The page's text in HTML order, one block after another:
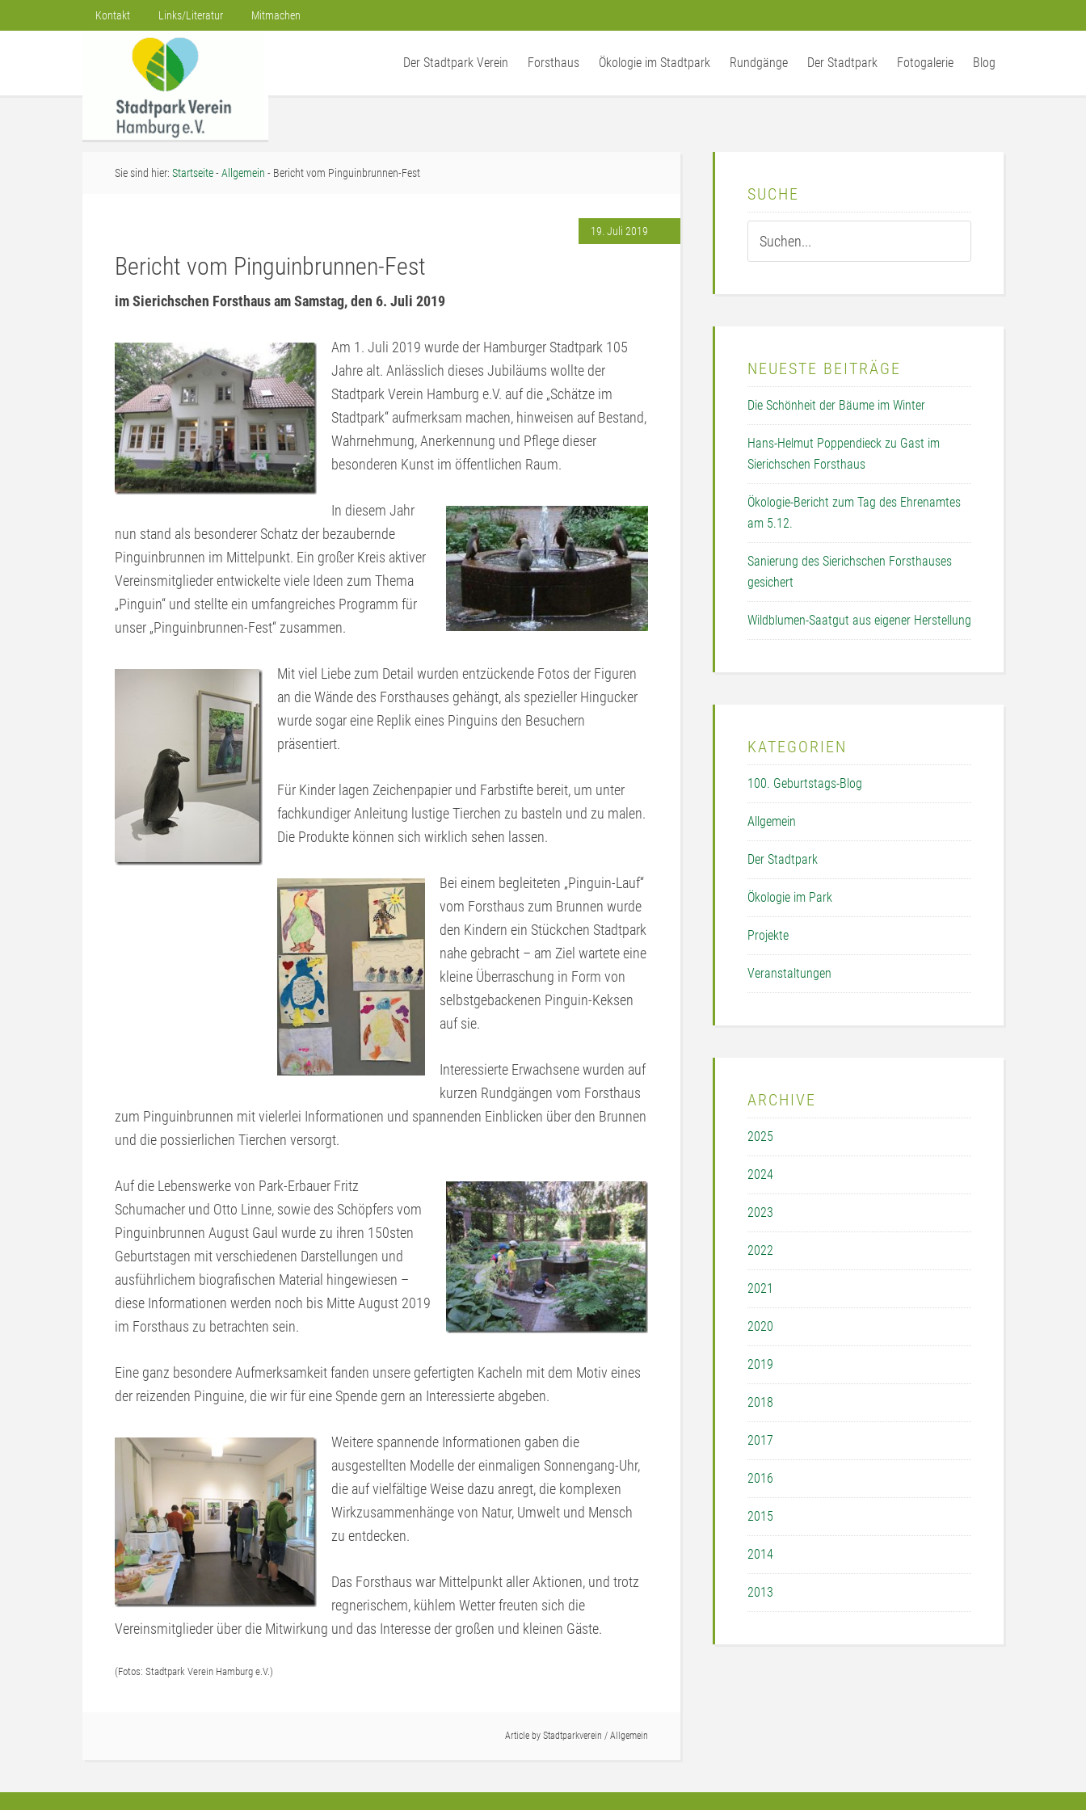
Kontakt Links/Literatur Mitmachen
Der Stadtpark Verein Forsthaus Ökologie im Stadtpark Rundgänge Der Stadtpark Fotogalerie Blog
Sie sind hier: Startseite-Allgemein - Bericht vom Pinguinbrunnen-Fest
19. Juli 2019
Bericht vom Pinguinbrunnen-Fest
im Sierichschen Forsthaus am Samstag, den 6. Juli 2019
Am 1. Juli 2019 wurde der Hamburger Stadtpark 105
Jahre alt. Anlässlich dieses Jubiläums wollte der
Stadtpark Verein Hamburg e.V. auf die „Schätze im
Stadtpark“ aufmerksam machen, hinweisen auf Bestand,
Wahrnehmung, Anerkennung und Pflege dieser
besonderen Kunst im öffentlichen Raum.
In diesem Jahr
nun stand als besonderer Schatz der bezaubernde
Pinguinbrunnen im Mittelpunkt. Ein großer Kreis aktiver
Vereinsmitglieder entwickelte viele Ideen zum Thema
„Pinguin“ und stellte ein umfangreiches Programm für
unser „Pinguinbrunnen-Fest“ zusammen.
Mit viel Liebe zum Detail wurden entzückende Fotos der Figuren
an die Wände des Forsthauses gehängt, als spezieller Hingucker
wurde sogar eine Replik eines Pinguins den Besuchern
präsentiert.
Für Kinder lagen Zeichenpapier und Farbstifte bereit, um unter
fachkundiger Anleitung lustige Tierchen zu basteln und zu malen.
Die Produkte können sich wirklich sehen lassen.
Bei einem begleiteten „Pinguin-Lauf“
vom Forsthaus zum Brunnen wurde
den Kindern ein Stückchen Stadtpark
nahe gebracht – am Ziel wartete eine
kleine Überraschung in Form von
selbstgebackenen Pinguin-Keksen
auf sie.
Interessierte Erwachsene wurden auf
kurzen Rundgängen vom Forsthaus
zum Pinguinbrunnen mit vielerlei Informationen und spannenden Einblicken über den Brunnen
und die possierlichen Tierchen versorgt.
Auf die Lebenswerke von Park-Erbauer Fritz
Schumacher und Otto Linne, sowie des Schöpfers vom
Pinguinbrunnen August Gaul wurde zu ihren 150sten
Geburtstagen mit verschiedenen Darstellungen und
ausführlichem biografischen Material hingewiesen –
diese Informationen werden noch bis Mitte August 2019
im Forsthaus zu betrachten sein.
Eine ganz besondere Aufmerksamkeit fanden unsere gefertigten Kacheln mit dem Motiv eines
der reizenden Pinguine, die wir für eine Spende gern an Interessierte abgeben.
Weitere spannende Informationen gaben die
ausgestellten Modelle der einmaligen Sonnengang-Uhr,
die auf vielfältige Weise dazu anregt, die komplexen
Wirkzusammenhänge von Natur, Umwelt und Mensch
zu entdecken.
Das Forsthaus war Mittelpunkt aller Aktionen, und trotz
regnerischem, kühlem Wetter freuten sich die
Vereinsmitglieder über die Mitwirkung und das Interesse der großen und kleinen Gäste.
(Fotos: Stadtpark Verein Hamburg e.V.)
Article by Stadtparkverein / Allgemein
SUCHE
NEUESTE BEITRÄGE
Die Schönheit der Bäume im Winter
Hans-Helmut Poppendieck zu Gast im
Sierichschen Forsthaus
Ökologie-Bericht zum Tag des Ehrenamtes
am 5.12.
Sanierung des Sierichschen Forsthauses
gesichert
Wildblumen-Saatgut aus eigener Herstellung
KATEGORIEN
100. Geburtstags-Blog
Allgemein
Der Stadtpark
Ökologie im Park
Projekte
Veranstaltungen
ARCHIVE
2025
2024
2023
2022
2021
2020
2019
2018
2017
2016
2015
2014
2013